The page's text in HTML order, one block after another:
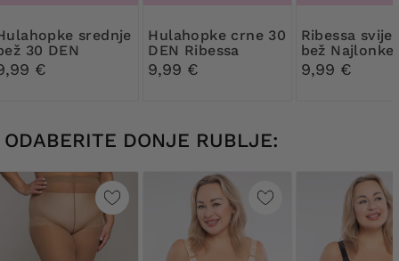
30 DEN
€
Hulahopke crne 30
DEN Ribessa
9,99 €
Ribessa svijetlo
bež Najlonke
DEN
9,99 €
ODABERITE DONJE RUBLJE: